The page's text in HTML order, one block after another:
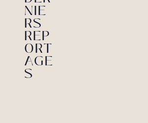
NIE
RS
REP
ORT
AGE
S